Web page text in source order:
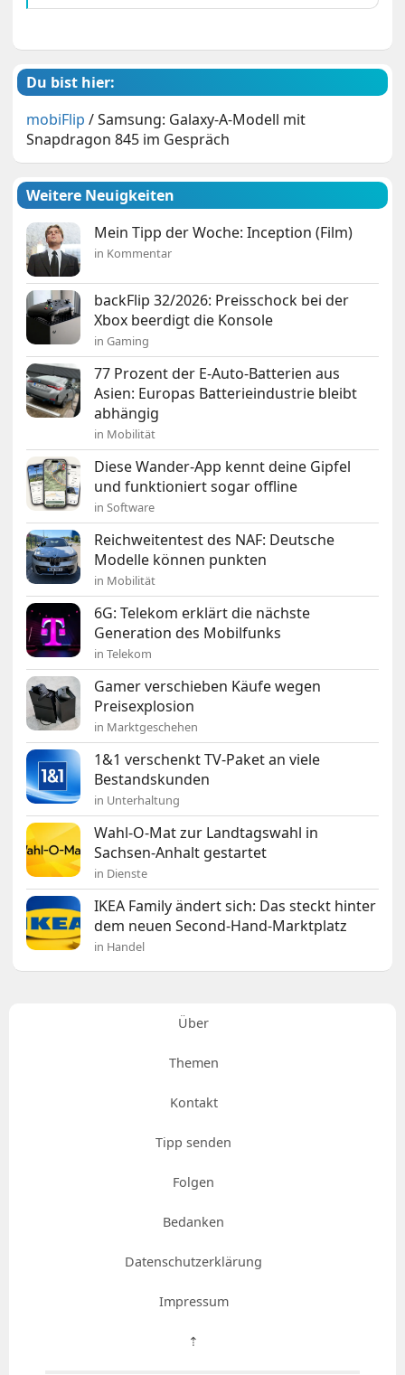
Du bist hier:
mobiFlip /Samsung: Galaxy-A-Modell mit
Snapdragon 845 im Gespräch
Weitere Neuigkeiten
Mein Tipp der Woche: Inception (Film)
in Kommentar
backFlip 32/2026: Preisschock bei der
Xbox beerdigt die Konsole
in Gaming
77 Prozent der E-Auto-Batterien aus
Asien: Europas Batterieindustrie bleibt
abhängig
in Mobilität
Diese Wander-App kennt deine Gipfel
und funktioniert sogar offline
in Software
Reichweitentest des NAF: Deutsche
Modelle können punkten
in Mobilität
6G: Telekom erklärt die nächste
Generation des Mobilfunks
in Telekom
Gamer verschieben Käufe wegen
Preisexplosion
in Marktgeschehen
1&1 verschenkt TV-Paket an viele
Bestandskunden
in Unterhaltung
Wahl-O-Mat zur Landtagswahl in
Sachsen-Anhalt gestartet
in Dienste
IKEA Family ändert sich: Das steckt hinter
dem neuen Second-Hand-Marktplatz
in Handel
Über
Themen
Kontakt
Tipp senden
Folgen
Bedanken
Datenschutzerklärung
Impressum
⇡